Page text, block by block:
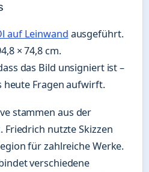
auf Leinwand ausgeführt.
× 74,8 cm.
das Bild unsigniert ist –
heute Fragen aufwirft.
stammen aus der
Friedrich nutzte Skizzen
für zahlreiche Werke.
verschiedene